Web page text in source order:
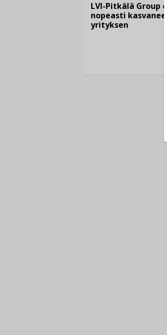
LVI-Pitkälä Group
nopeasti kasvaneen
yrityksen